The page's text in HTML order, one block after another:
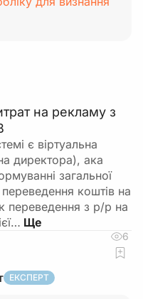
на рекламу з
є віртуальна
директора), ака
загальної
коштів на
переведення з р/р на
6
ЕКСПЕРТ